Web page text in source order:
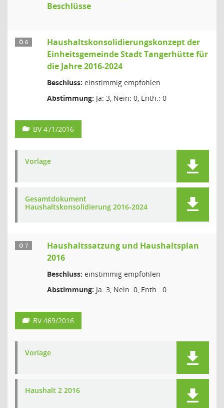
Beschlüsse
Ö 6
Haushaltskonsolidierungskonzept der
Einheitsgemeinde Stadt Tangerhütte für
die Jahre 2016-2024
Beschluss: einstimmig empfohlen
Abstimmung: Ja: 3, Nein: 0, Enth.: 0
BV 471/2016
Vorlage
Gesamtdokument
Haushaltskonsolidierung 2016-2024
Ö 7
Haushaltssatzung und Haushaltsplan
2016
Beschluss: einstimmig empfohlen
Abstimmung: Ja: 3, Nein: 0, Enth.: 0
BV 469/2016
Vorlage
Haushalt 2 2016